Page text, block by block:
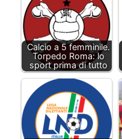
Calcio a 5 femminile.
Torpedo Roma: lo
sport prima di tutto